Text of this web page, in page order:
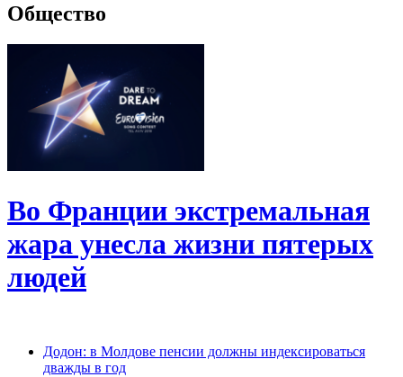
Общество
Во Франции экстремальная
жара унесла жизни пятерых
людей
Додон: в Молдове пенсии должны индексироваться
дважды в год